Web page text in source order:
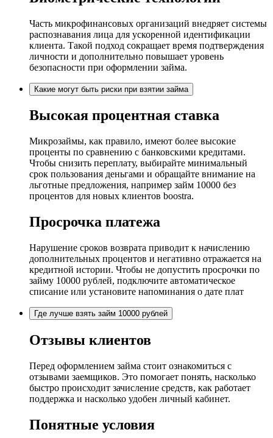
Часть микрофинансовых организаций внедряет системы
распознавания лица для ускоренной идентификации
клиента. Такой подход сокращает время подтверждения
личности и дополнительно повышает уровень
безопасности при оформлении займа.
Какие могут быть риски при взятии займа
Высокая процентная ставка
Микрозаймы, как правило, имеют более высокие
проценты по сравнению с банковскими кредитами.
Чтобы снизить переплату, выбирайте минимальный
срок пользования деньгами и обращайте внимание на
льготные предложения, например займ 10000 без
процентов для новых клиентов boostra.
Просрочка платежа
Нарушение сроков возврата приводит к начислению
дополнительных процентов и негативно отражается на
кредитной истории. Чтобы не допустить просрочки по
займу 10000 рублей, подключите автоматическое
списание или установите напоминания о дате плат
Где лучше взять займ 10000 рублей
Отзывы клиентов
Перед оформлением займа стоит ознакомиться с
отзывами заемщиков. Это помогает понять, насколько
быстро происходит зачисление средств, как работает
поддержка и насколько удобен личный кабинет.
Понятные условия